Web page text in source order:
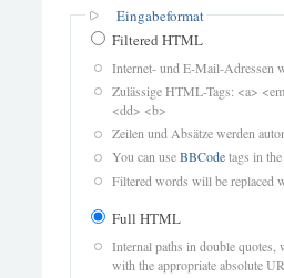
Eingabeformat
Filtered HTML
Internet- und E-Mail-Adressen
Zulässige HTML-Tags: <a>
<dd> <b>
Zeilen und Absätze werden
You can useBBCodetags in
Filtered words will be replaced
Full HTML
Internal paths in double quotes,
with the appropriate absolute